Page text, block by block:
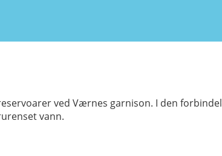
ved Værnes garnison. I den
vann.